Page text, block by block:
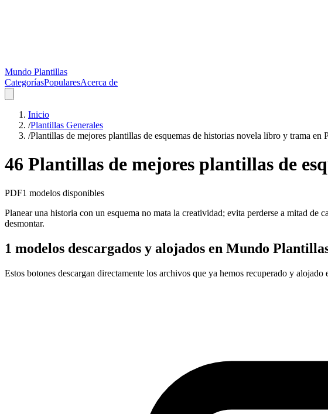
Mundo Plantillas
CategoríasPopularesAcerca de
Inicio
/Plantillas Generales
/Plantillas de mejores plantillas de esquemas de historias novela libro y trama en
46 Plantillas de mejores plantillas de
PDF1 modelos disponibles
Planear una historia con un esquema no mata la creatividad; evita perderse a mitad
desmontar.
1 modelos descargados y alojados en Mundo
Estos botones descargan directamente los archivos que ya hemos recuperado y alojado